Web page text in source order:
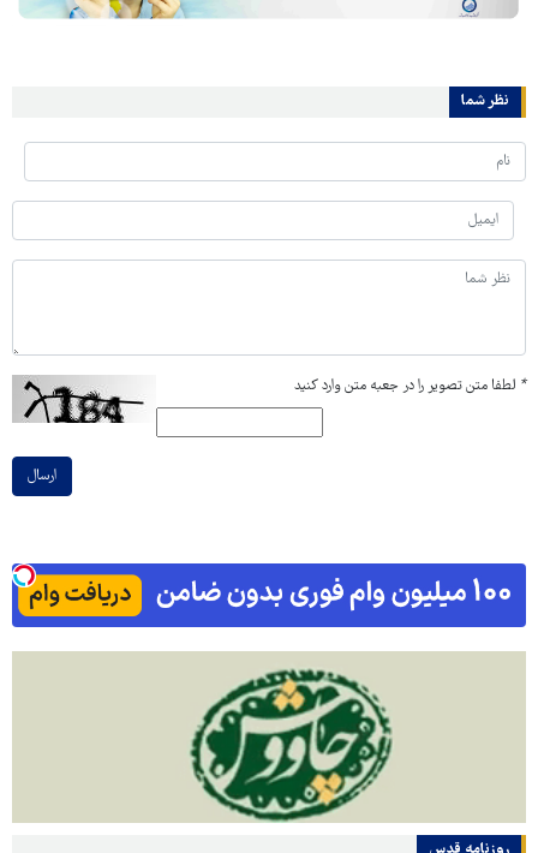
نظر شما
* لطفا متن تصویر را در جعبه متن وارد کنید
ارسال